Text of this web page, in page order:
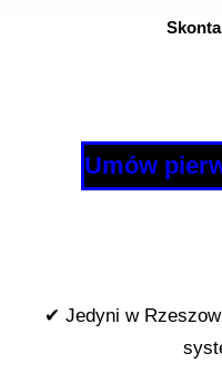
Umów
✔ Jedyni w